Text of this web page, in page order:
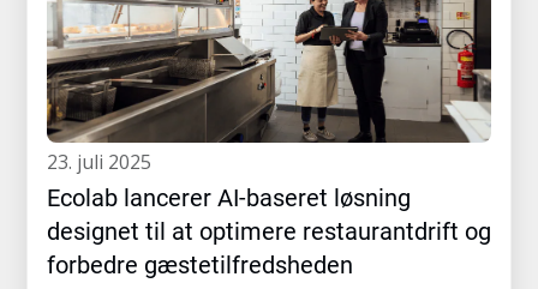
23. juli 2025
Ecolab lancerer AI-baseret løsning
designet til at optimere restaurantdrift og
forbedre gæstetilfredsheden